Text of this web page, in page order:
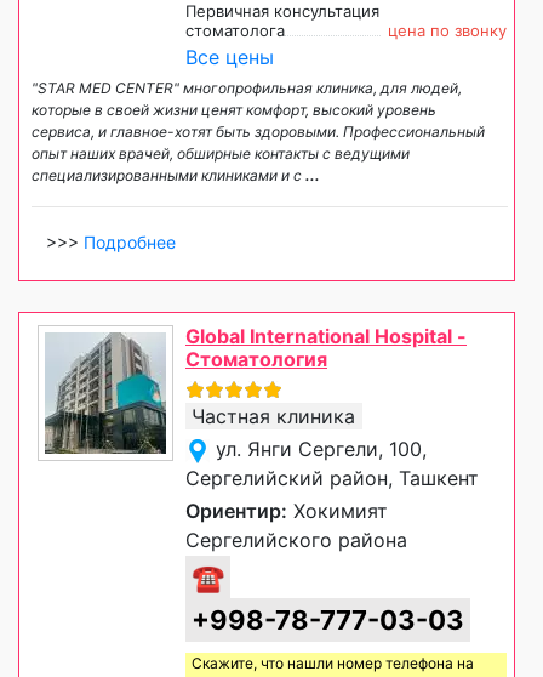
Первичная консультация
стоматолога
цена по звонку
Все цены
"STAR MED CENTER" многопрофильная клиника, для людей,
которые в своей жизни ценят комфорт, высокий уровень
сервиса, и главное-хотят быть здоровыми. Профессиональный
опыт наших врачей, обширные контакты с ведущими
специализированными клиниками и с ...
>>> Подробнее
Global International Hospital -
Стоматология
Частная клиника
ул. Янги Сергели, 100,
Сергелийский район, Ташкент
Ориентир: Хокимият
Сергелийского района
☎
+998-78-777-03-03
Скажите, что нашли номер телефона на